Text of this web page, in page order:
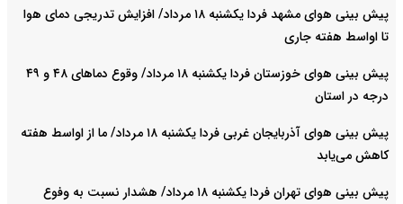
پیش بینی هوای مشهد فردا یکشنبه ۱۸ مرداد/ افزایش تدریجی دمای هوا
تا اواسط هفته جاری
پیش بینی هوای خوزستان فردا یکشنبه ۱۸ مرداد/ وقوع دما‌های ۴۸ و ۴۹
درجه در استان
پیش بینی هوای آذربایجان غربی فردا یکشنبه ۱۸ مرداد/ ما از اواسط هفته
کاهش می‌یابد
پیش بینی هوای تهران فردا یکشنبه ۱۸ مرداد/ هشدار نسبت به وفوع